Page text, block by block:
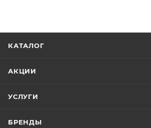
КАТАЛОГ
АКЦИИ
УСЛУГИ
БРЕНДЫ